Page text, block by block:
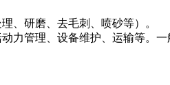
、研磨、去毛刺、喷砂等）。
力管理、设备维护、运输等。